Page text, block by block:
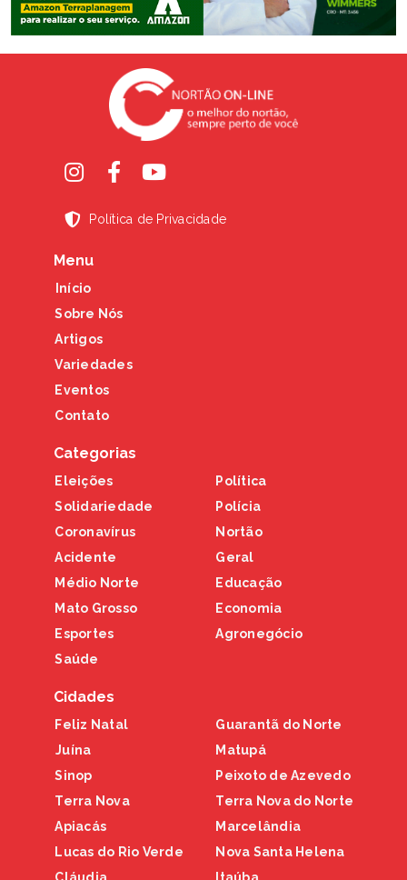
Política de Privacidade
Menu
Início
Sobre Nós
Artigos
Variedades
Eventos
Contato
Categorias
Eleições
Solidariedade
Coronavírus
Acidente
Médio Norte
Mato Grosso
Esportes
Saúde
Política
Polícia
Nortão
Geral
Educação
Economia
Agronegócio
Cidades
Feliz Natal
Juína
Sinop
Terra Nova
Apiacás
Lucas do Rio Verde
Guarantã do Norte
Matupá
Peixoto de Azevedo
Terra Nova do Norte
Marcelândia
Nova Santa Helena